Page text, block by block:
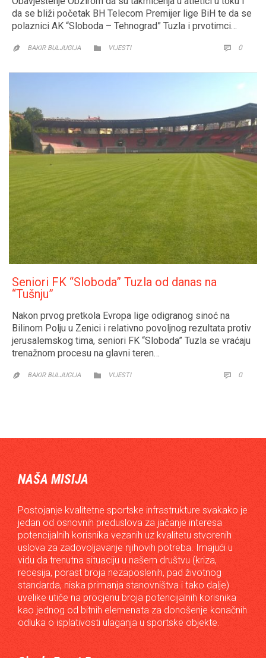
da se bliži početak BH Telecom Premijer lige BiH te da se
polaznici AK “Sloboda – Tehnograd” Tuzla i prvotimci…
 BAKIR BULJUGIJA  CATEGORY
VIJESTI  0
Seniori FK “Sloboda” Tuzla od danas na
“Tušnju”
Nakon prvog pretkola Evropa lige odigranog sinoć na
Bilinom Polju u Zenici i relativno povoljnog rezultata protiv
jerusalemskog tima, seniori FK “Sloboda” Tuzla se vraćaju
trenažnom procesu na glavni teren…
 BAKIR BULJUGIJA  CATEGORY
VIJESTI  0
NAŠA MISIJA
Postojanje kvalitetne sportske infrastrukture svakako je
jedan od osnovnih preduslova za jačanje interesa
potencijalnih korisnika vezanih uz kvalitetu stvorenih
uslova za zadovoljavanje njihovih potreba. Imajući u
vidu da trenutna situaciju u našem društvu (kriza,
recesija, porast broja nezaposlenih, pad životnog
standarda, niska primanja stanovništva i tako dalje)
uvelike utiče na procjenu broja potencijalnih korisnika
kao jednog od bitnih elemenata za donošenje konačnih
odluka o isplativosti ulaganja u sportske objekte.